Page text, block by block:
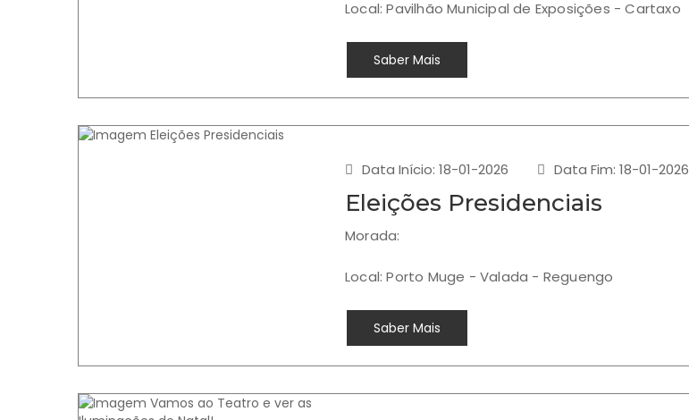
Local: Pavilhão Municipal de Exposições - Cartaxo
Saber Mais
Data Início: 18-01-2026 Data Fim: 18-01-2026
Eleições Presidenciais
Morada:
Local: Porto Muge - Valada - Reguengo
Saber Mais